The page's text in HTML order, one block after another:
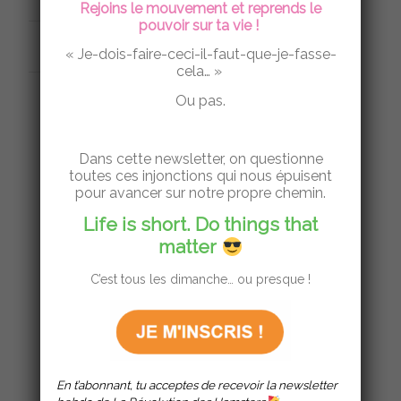
31 JANVIER 2022
ECOLOGAÏ :
L’ÉCOLOGIE COMME
PHILOSOPHIE DE VIE
Lire la suite
Rejoins le mouvement et reprends le
pouvoir sur ta vie !
« Je-dois-faire-ceci-il-faut-que-je-fasse-
cela… »
Ou pas.
Dans cette newsletter, on questionne
toutes ces injonctions qui nous épuisent
pour avancer sur notre propre chemin.
Life is short. Do things that
matter
C’est tous les dimanche… ou presque !
En t’abonnant, tu acceptes de recevoir la newsletter